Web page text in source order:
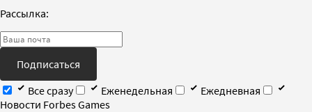
Рассылка:
Подписаться
Все сразу
Еженедельная
Ежедневная
Новости Forbes Games